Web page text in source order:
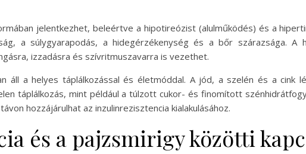
jelentkezhet, beleértve a hipotireózist (alulműködés) és a
a súlygyarapodás, a hidegérzékenység és a bőr szárazsága. A
izzadásra és szívritmuszavarra is vezethet.
áll a helyes táplálkozással és életmóddal. A jód, a szelén és a cink
táplálkozás, mint például a túlzott cukor- és finomított
hozzájárulhat az inzulinrezisztencia kialakulásához.
és a pajzsmirigy közötti